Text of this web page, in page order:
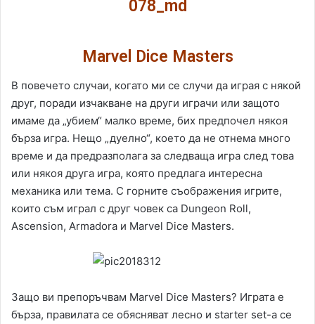
Marvel Dice Masters
В повечето случаи, когато ми се случи да играя с някой
друг, поради изчакване на други играчи или защото
имаме да „убием“ малко време, бих предпочел някоя
бърза игра. Нещо „дуелно“, което да не отнема много
време и да предразполага за следваща игра след това
или някоя друга игра, която предлага интересна
механика или тема. С горните съображения игрите,
които съм играл с друг човек са Dungeon Roll,
Ascension, Armadora и Marvel Dice Masters.
Защо ви препоръчвам Marvel Dice Masters? Играта е
бърза, правилата се обясняват лесно и starter set-a се